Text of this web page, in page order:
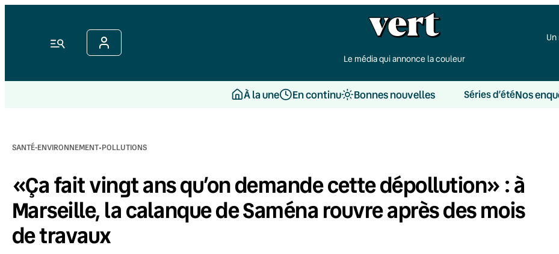
Menu
Le média qui annonce la couleur
À la une En continu Bonnes nouvelles Séries d’étéNos
SANTÉ-ENVIRONNEMENT·POLLUTIONS
«Ça fait vingt ans qu’on demande cette dépollution» : à
Marseille, la calanque de Saména rouvre après des mois
de travaux